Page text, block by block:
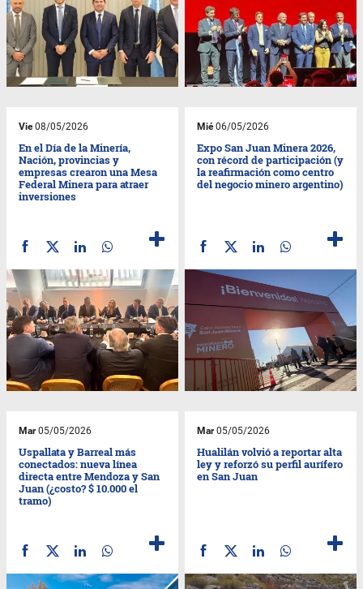
Vie08/05/2026
En el Día de la Minería,
Nación, provincias y
empresas crearon una Mesa
Federal Minera para atraer
inversiones
Mié06/05/2026
Expo San Juan Minera 2026,
con récord de participación (y
la reafirmación como centro
del negocio minero argentino)
Mar05/05/2026
Uspallata y Barreal más
conectados: nueva línea
directa entre Mendoza y San
Juan (¿costo? $ 10.000 el
tramo)
Mar05/05/2026
Hualilán volvió a reportar alta
ley y reforzó su perfil aurífero
en San Juan